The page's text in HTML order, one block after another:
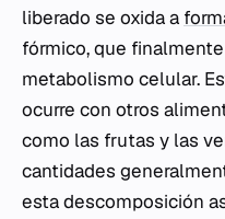
liberado se oxida a
fórmico, que
metabolismo celular.
ocurre con otros
como las frutas y las
cantidades
esta descomposición